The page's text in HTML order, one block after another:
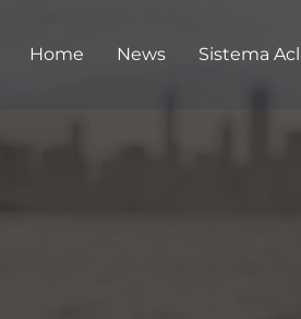
Home News Sistema